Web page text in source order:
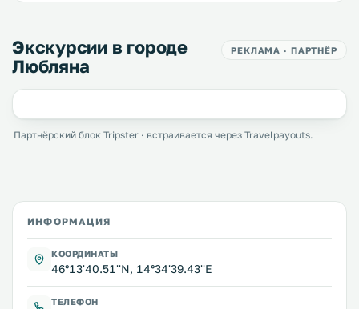
Экскурсии в городе
Любляна
РЕКЛАМА · ПАРТНЁР
Партнёрский блок Tripster · встраивается через Travelpayouts.
ИНФОРМАЦИЯ
КООРДИНАТЫ
46°13'40.51''N, 14°34'39.43''E
ТЕЛЕФОН